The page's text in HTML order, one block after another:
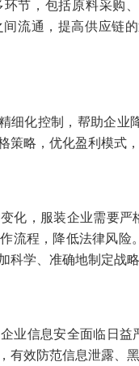
节，包括原料采购
流通，提高供应链
细化控制，帮助企
策略，优化盈利模式
化，服装企业需要
流程，降低法律风
学、准确地制定战略
业信息安全面临日
有效防范信息泄露、